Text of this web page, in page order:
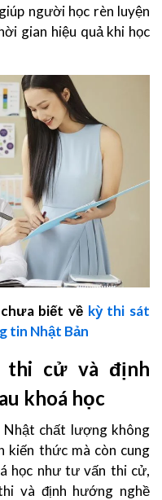
người học rèn luyện
gian hiệu quả khi học
biết về kỳ thi sát
tin Nhật Bản
cử và định
khoá học
chất lượng không
kiến thức mà còn cung
học như tư vấn thi cử,
và định hướng nghề